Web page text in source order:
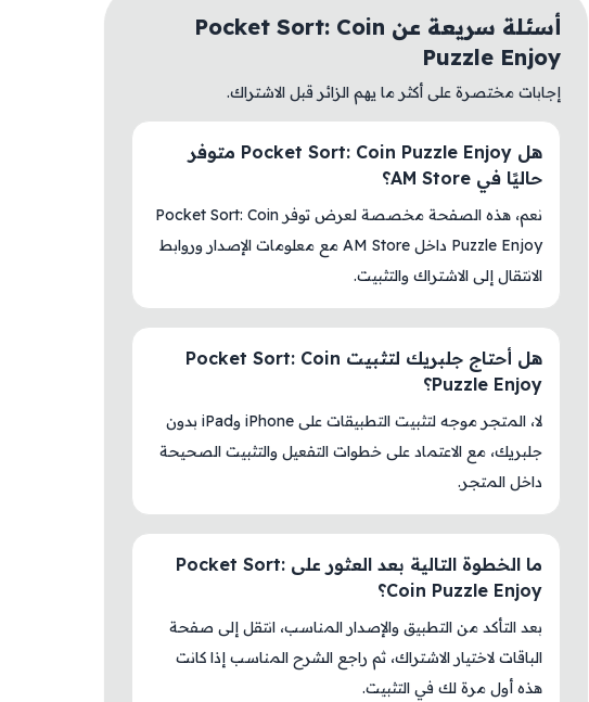
أسئلة سريعة عن Pocket Sort: Coin
Puzzle Enjoy
إجابات مختصرة على أكثر ما يهم الزائر قبل الاشتراك.
هل Pocket Sort: Coin Puzzle Enjoy متوفر
حاليًا في AM Store؟
نعم، هذه الصفحة مخصصة لعرض توفر Pocket Sort: Coin
Puzzle Enjoy داخل AM Store مع معلومات الإصدار وروابط
الانتقال إلى الاشتراك والتثبيت.
هل أحتاج جلبريك لتثبيت Pocket Sort: Coin
Puzzle Enjoy؟
لا، المتجر موجه لتثبيت التطبيقات على iPhone وiPad بدون
جلبريك، مع الاعتماد على خطوات التفعيل والتثبيت الصحيحة
داخل المتجر.
ما الخطوة التالية بعد العثور على Pocket Sort:
Coin Puzzle Enjoy؟
بعد التأكد من التطبيق والإصدار المناسب، انتقل إلى صفحة
الباقات لاختيار الاشتراك، ثم راجع الشرح المناسب إذا كانت
هذه أول مرة لك في التثبيت.